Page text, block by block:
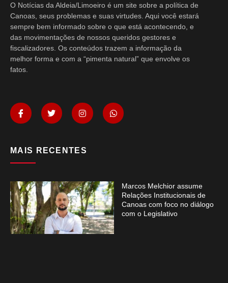
O Notícias da Aldeia/Limoeiro é um site sobre a política de
Canoas, seus problemas e suas virtudes. Aqui você estará
sempre bem informado sobre o que está acontecendo, e
das movimentações de nossos queridos gestores e
fiscalizadores. Os conteúdos trazem a informação da
melhor forma e com a “pimenta natural” que envolve os
fatos.
MAIS RECENTES
Marcos Melchior assume
Relações Institucionais de
Canoas com foco no diálogo
com o Legislativo